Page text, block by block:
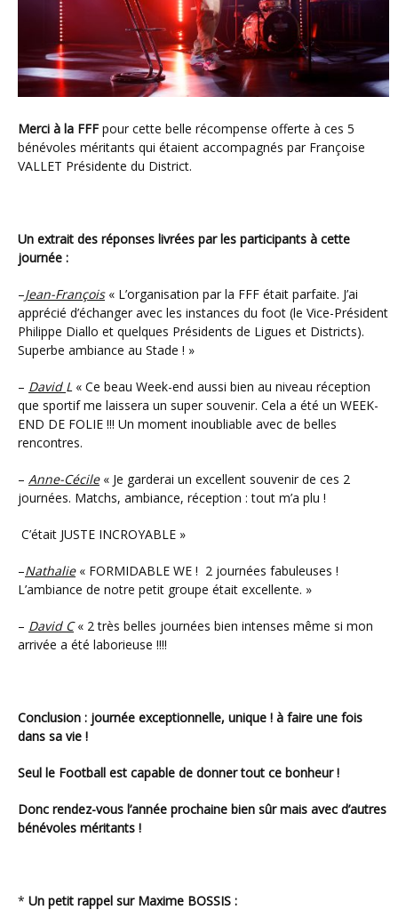
Merci à la FFF pour cette belle récompense offerte à ces 5
bénévoles méritants qui étaient accompagnés par Françoise
VALLET Présidente du District.
Un extrait des réponses livrées par les participants à cette
journée :
–Jean-François« L’organisation par la FFF était parfaite. J’ai
apprécié d’échanger avec les instances du foot (le Vice-Président
Philippe Diallo et quelques Présidents de Ligues et Districts).
Superbe ambiance au Stade ! »
David L « Ce beau Week-end aussi bien au niveau réception
que sportif me laissera un super souvenir. Cela a été un WEEK-
END DE FOLIE !!! Un moment inoubliable avec de belles
rencontres.
Anne-Cécile« Je garderai un excellent souvenir de ces 2
journées. Matchs, ambiance, réception : tout m’a plu !
C’était JUSTE INCROYABLE »
–Nathalie« FORMIDABLE WE ! 2 journées fabuleuses !
L’ambiance de notre petit groupe était excellente. »
David C« 2 très belles journées bien intenses même si mon
arrivée a été laborieuse !!!!
Conclusion : journée exceptionnelle, unique ! à faire une fois
dans sa vie !
Seul le Football est capable de donner tout ce bonheur !
Donc rendez-vous l’année prochaine bien sûr mais avec d’autres
bénévoles méritants !
* un petit rappel sur Maxime BOSSIS :